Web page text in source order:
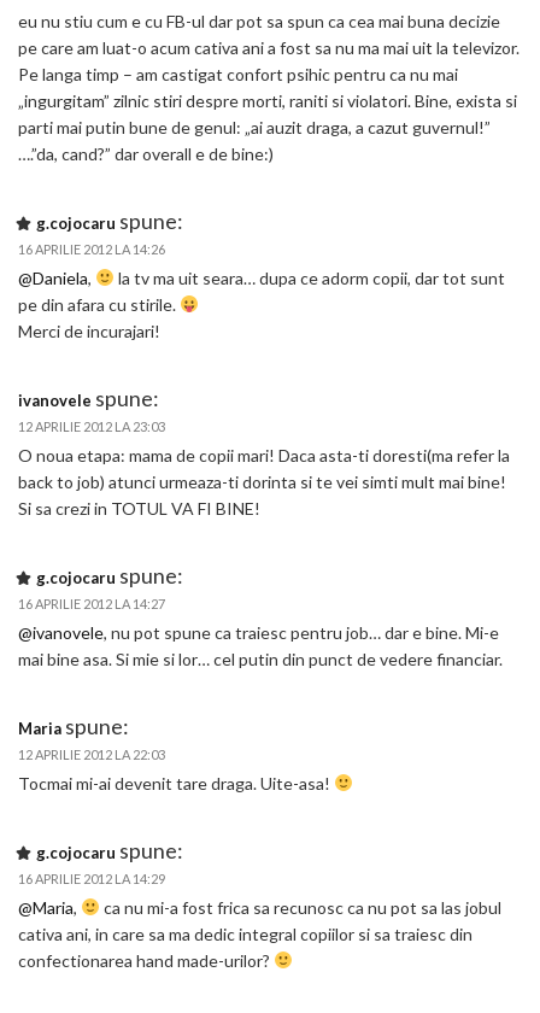
eu nu stiu cum e cu FB-ul dar pot sa spun ca cea mai buna decizie
pe care am luat-o acum cativa ani a fost sa nu ma mai uit la televizor.
Pe langa timp – am castigat confort psihic pentru ca nu mai
„ingurgitam” zilnic stiri despre morti, raniti si violatori. Bine, exista si
parti mai putin bune de genul: „ai auzit draga, a cazut guvernul!”
….”da, cand?” dar overall e de bine:)
g.cojocaru spune:
16 APRILIE 2012 LA 14:26
@Daniela,
la tv ma uit seara… dupa ce adorm copii, dar tot sunt
pe din afara cu stirile.
Merci de incurajari!
ivanovele spune:
12 APRILIE 2012 LA 23:03
O noua etapa: mama de copii mari! Daca asta-ti doresti(ma refer la
back to job) atunci urmeaza-ti dorinta si te vei simti mult mai bine!
Si sa crezi in TOTUL VA FI BINE!
g.cojocaru spune:
16 APRILIE 2012 LA 14:27
@ivanovele, nu pot spune ca traiesc pentru job… dar e bine. Mi-e
mai bine asa. Si mie si lor… cel putin din punct de vedere financiar.
Maria spune:
12 APRILIE 2012 LA 22:03
Tocmai mi-ai devenit tare draga. Uite-asa!
g.cojocaru spune:
16 APRILIE 2012 LA 14:29
@Maria,
ca nu mi-a fost frica sa recunosc ca nu pot sa las jobul
cativa ani, in care sa ma dedic integral copiilor si sa traiesc din
confectionarea hand made-urilor?